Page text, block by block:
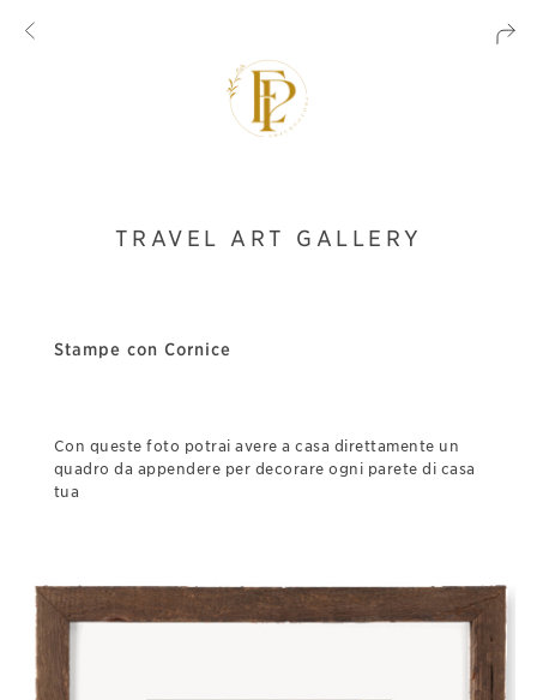
TRAVEL ART GALLERY
Stampe con Cornice
Con queste foto potrai avere a casa direttamente un
quadro da appendere per decorare ogni parete di casa
tua